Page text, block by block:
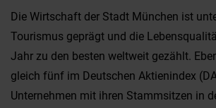
Die Wirtschaft der Stadt München ist
Tourismus geprägt und die
Jahr zu den besten weltweit gezählt.
gleich fünf im Deutschen Aktienindex
Unternehmen mit ihren Stammsitzen in